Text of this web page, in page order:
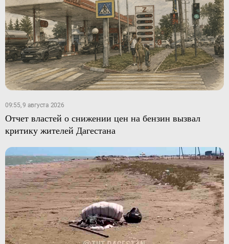
09:55, 9 августа 2026
Отчет властей о снижении цен на бензин вызвал
критику жителей Дагестана